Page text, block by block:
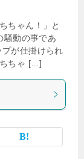
ちゃん！」と
騒動の事であ
が仕掛けられ
ちちゃ […]